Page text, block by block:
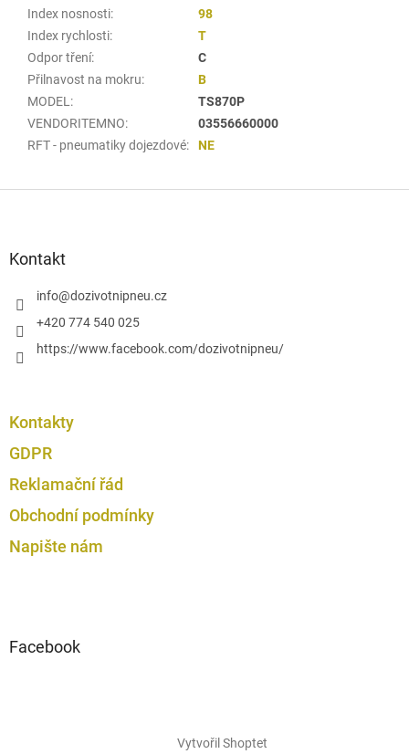
Index nosnosti:
98
Index rychlosti:
T
Odpor tření:
C
Přilnavost na mokru:
B
MODEL :
TS870P
VENDORITEMNO:
03556660000
RFT - pneumatiky dojezdové: NE
Kontakt
info@dozivotnipneu.cz
+420 774 540 025
https://www.facebook.com/dozivotnipneu/
Kontakty
GDPR
Reklamační řád
Obchodní podmínky
Napište nám
Facebook
Vytvořil Shoptet